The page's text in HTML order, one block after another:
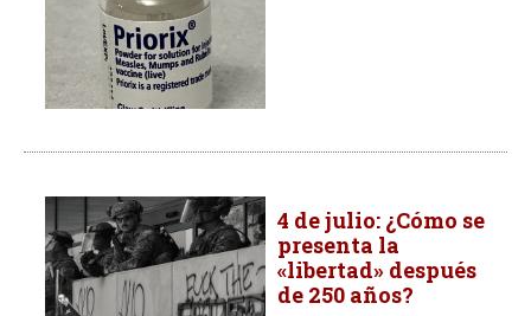
4 de julio: ¿Cómo se
presenta la
«libertad» después
de 250 años?